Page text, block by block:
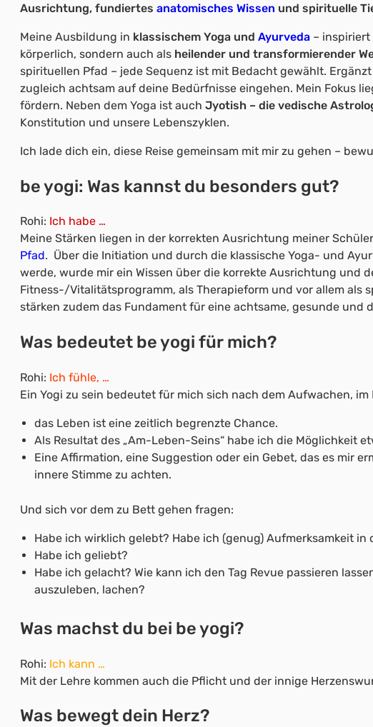
Ausrichtung, fundiertes anatomisches Wissen und spirituelle
Meine Ausbildung in klassischem Yoga und Ayurveda –
körperlich, sondern auch als heilender und transformierender
spirituellen Pfad – jede Sequenz ist mit Bedacht gewählt.
zugleich achtsam auf deine Bedürfnisse eingehen. Mein Fokus
fördern. Neben dem Yoga ist auch Jyotish – die vedische
Konstitution und unsere Lebenszyklen.
Ich lade dich ein, diese Reise gemeinsam mit mir zu gehen –
be yogi: Was kannst du besonders gut?
Rohi: Ich habe …
Meine Stärken liegen in der korrekten Ausrichtung meiner
Pfad. Über die Initiation und durch die klassische Yoga- und
werde, wurde mir ein Wissen über die korrekte Ausrichtung und
Fitness-/Vitalitätsprogramm, als Therapieform und vor allem als
stärken zudem das Fundament für eine achtsame, gesunde und
Was bedeutet be yogi für mich?
Rohi: Ich fühle, …
Ein Yogi zu sein bedeutet für mich sich nach dem Aufwachen,
das Leben ist eine zeitlich begrenzte Chance.
Als Resultat des „Am-Leben-Seins“ habe ich die Möglichkeit
Eine Affirmation, eine Suggestion oder ein Gebet, das es mir
innere Stimme zu achten.
Und sich vor dem zu Bett gehen fragen:
Habe ich wirklich gelebt? Habe ich (genug) Aufmerksamkeit
Habe ich geliebt?
Habe ich gelacht? Wie kann ich den Tag Revue passieren
auszuleben, lachen?
Was machst du bei be yogi?
Rohi: Ich kann …
Mit der Lehre kommen auch die Pflicht und der innige
Was bewegt dein Herz?